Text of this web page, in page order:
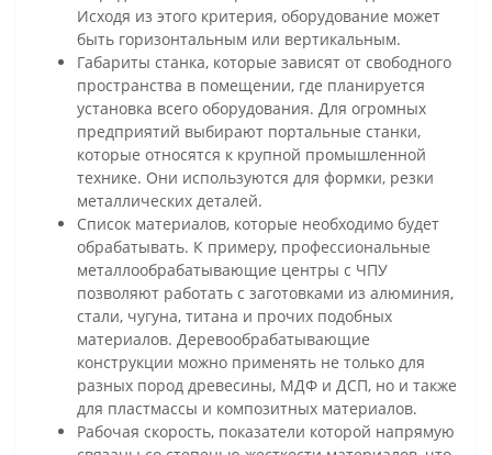
Исходя из этого критерия, оборудование может
быть горизонтальным или вертикальным.
Габариты станка, которые зависят от свободного
пространства в помещении, где планируется
установка всего оборудования. Для огромных
предприятий выбирают портальные станки,
которые относятся к крупной промышленной
технике. Они используются для формки, резки
металлических деталей.
Список материалов, которые необходимо будет
обрабатывать. К примеру, профессиональные
металлообрабатывающие центры с ЧПУ
позволяют работать с заготовками из алюминия,
стали, чугуна, титана и прочих подобных
материалов. Деревообрабатывающие
конструкции можно применять не только для
разных пород древесины, МДФ и ДСП, но и также
для пластмассы и композитных материалов.
Рабочая скорость, показатели которой напрямую